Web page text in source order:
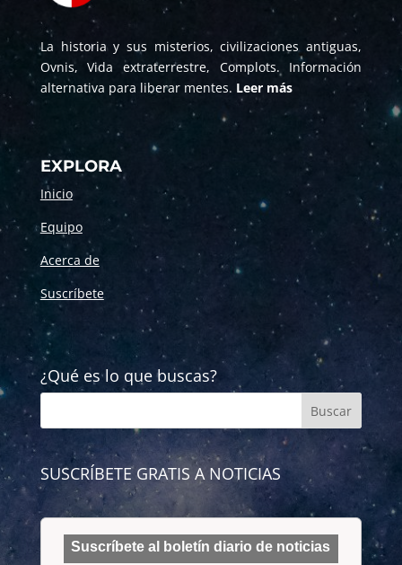
La historia y sus misterios, civilizaciones antiguas,
Ovnis, Vida extraterrestre, Complots. Información
alternativa para liberar mentes. Leer más
EXPLORA
Inicio
Equipo
Acerca de
Suscríbete
¿Qué es lo que buscas?
SUSCRÍBETE GRATIS A NOTICIAS
Suscríbete al boletín diario de noticias